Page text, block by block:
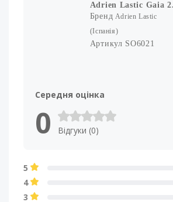
Adrien Lastic Gaia
що
Бренд Adrien Lastic
(Іспанія)
Артикул SO6021
Середня оцінка
0 Відгуки (0)
5
4
3